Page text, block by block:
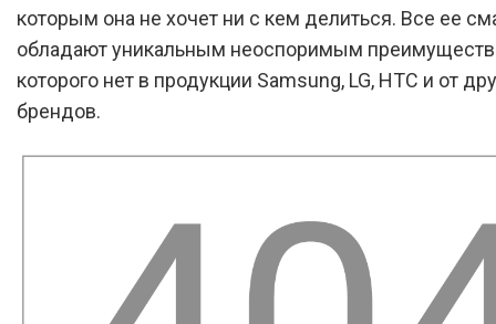
которым она не хочет ни с кем делиться. Все ее
обладают уникальным неоспоримым
которого нет в продукции Samsung, LG, HTC и от
брендов.